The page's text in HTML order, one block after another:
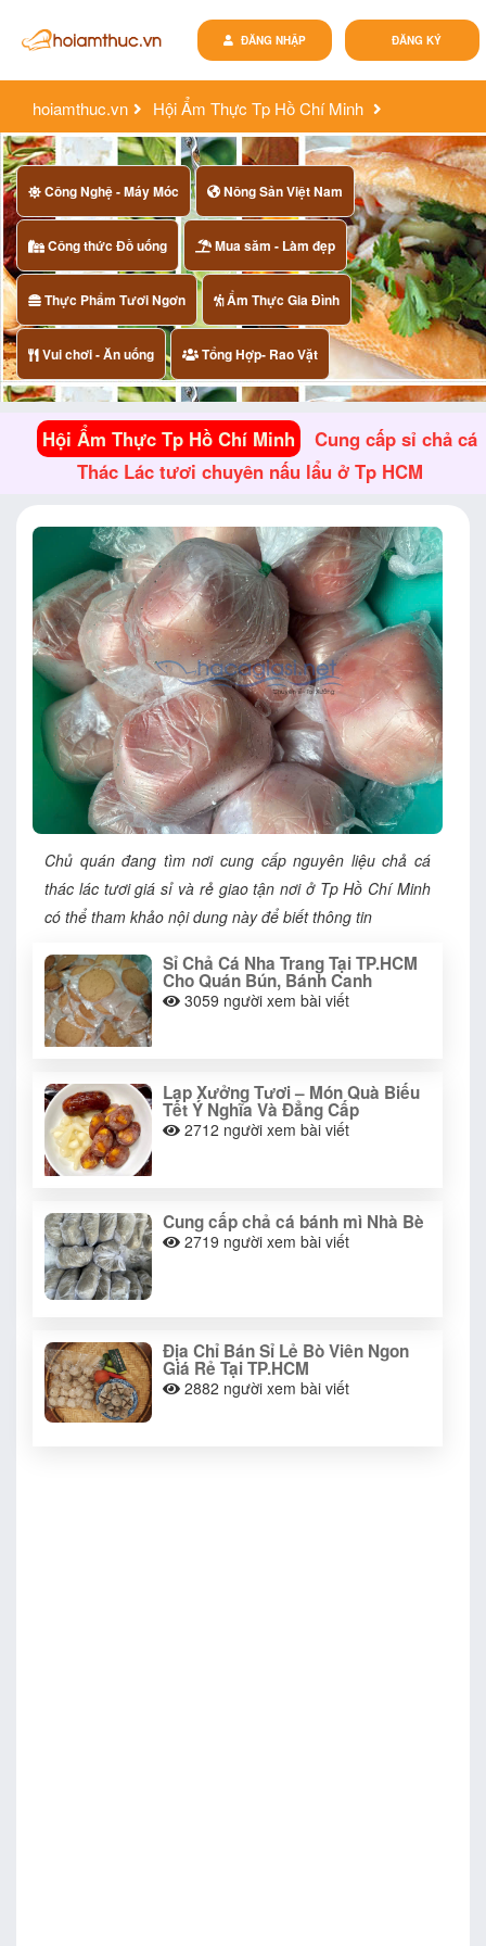
ĐĂNG KÝ
ĐĂNG NHẬP
hoiamthuc.vn
Hội Ẩm Thực Tp Hồ Chí Minh
cung cấp sỉ chả cá thác lác tươi chuyên nấu lẩu ở tp hcm
Công Nghệ - Máy Móc Nông Sản Việt Nam
Công thức Đồ uống Mua săm - Làm đẹp
Thực Phẩm Tươi Ngơn Ẩm Thực Gia Đình
Vui chơi - Ăn uống Tổng Hợp- Rao Vặt
Hội Ẩm Thực Tp Hồ Chí Minh
Cung cấp sỉ chả cá
Thác Lác tươi chuyên nấu lẩu ở Tp HCM
Chủ quán đang tìm nơi cung cấp nguyên liệu chả cá
thác lác tươi giá sỉ và rẻ giao tận nơi ở Tp Hồ Chí Minh
có thể tham khảo nội dung này để biết thông tin
Sỉ Chả Cá Nha Trang Tại TP.HCM
Cho Quán Bún, Bánh Canh
3059 người xem bài viết
Lạp Xưởng Tươi – Món Quà Biếu
Tết Ý Nghĩa Và Đẳng Cấp
2712 người xem bài viết
Cung cấp chả cá bánh mì Nhà Bè
2719 người xem bài viết
Địa Chỉ Bán Sỉ Lẻ Bò Viên Ngon
Giá Rẻ Tại TP.HCM
2882 người xem bài viết